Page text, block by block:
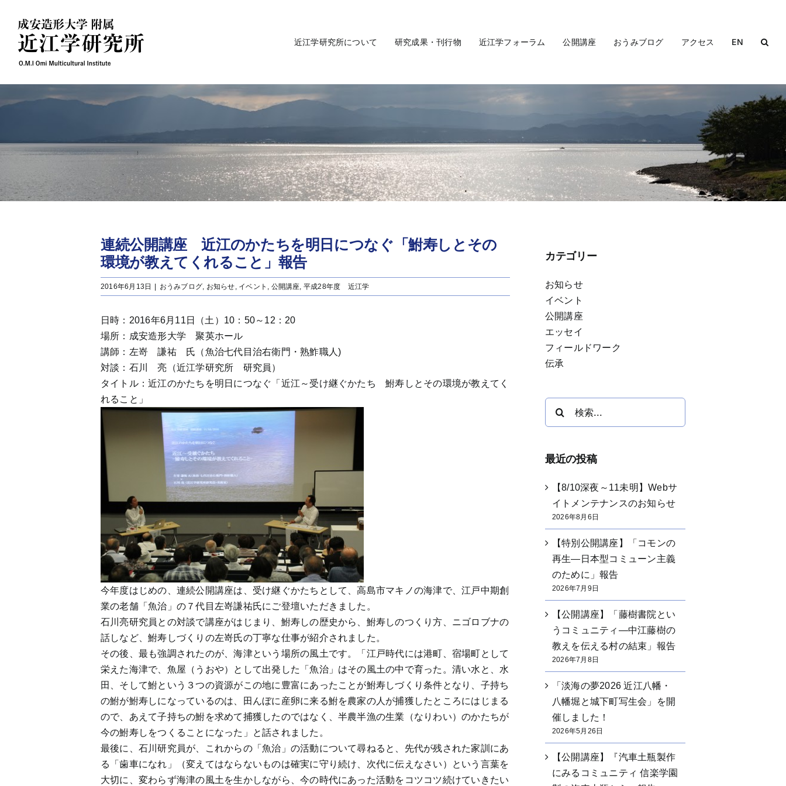
content
近江学研究所について 研究成果・刊行物 近江学フォーラム 公開講座 おうみブログ アクセス EN
連続公開講座 近江のかたちを明日につなぐ「鮒寿しとその
環境が教えてくれること」報告
2016年6月13日 おうみブログ, お知らせ, イベント , 公開講座, 平成28年度 近江学
日時：2016年6月11日（土）10：50～12：20
場所：成安造形大学 聚英ホール
講師：左嵜 謙祐 氏（魚治七代目治右衛門・熟鮓職人)
対談：石川 亮（近江学研究所 研究員）
タイトル：近江のかたちを明日につなぐ「近江～受け継ぐかたち 鮒寿しとその環境が教えてく
れること」
今年度はじめの、連続公開講座は、受け継ぐかたちとして、高島市マキノの海津で、江戸中期創
業の老舗「魚治」の７代目左嵜謙祐氏にご登壇いただきました。
石川亮研究員との対談で講座がはじまり、鮒寿しの歴史から、鮒寿しのつくり方、ニゴロブナの
話しなど、鮒寿しづくりの左嵜氏の丁寧な仕事が紹介されました。
その後、最も強調されたのが、海津という場所の風土です。「江戸時代には港町、宿場町として
栄えた海津で、魚屋（うおや）として出発した「魚治」はその風土の中で育った。清い水と、水
田、そして鮒という３つの資源がこの地に豊富にあったことが鮒寿しづくり条件となり、子持ち
の鮒が鮒寿しになっているのは、田んぼに産卵に来る鮒を農家の人が捕獲したところにはじまる
ので、あえて子持ちの鮒を求めて捕獲したのではなく、半農半漁の生業（なりわい）のかたちが
今の鮒寿しをつくることになった」と話されました。
最後に、石川研究員が、これからの「魚治」の活動について尋ねると、先代が残された家訓にあ
る「歯車になれ」（変えてはならないものは確実に守り続け、次代に伝えなさい）という言葉を
大切に、変わらず海津の風土を生かしながら、今の時代にあった活動をコツコツ続けていきたい
カテゴリー
お知らせ
イベント
公開講座
エッセイ
フィールドワーク
伝承
最近の投稿
【8/10深夜～11未明】Webサ
イトメンテナンスのお知らせ
2026年8月6日
【特別公開講座】「コモンの
再生―日本型コミューン主義
のために」報告
2026年7月9日
【公開講座】「藤樹書院とい
うコミュニティ―中江藤樹の
教えを伝える村の結束」報告
2026年7月8日
「淡海の夢2026 近江八幡・
八幡堀と城下町写生会」を開
催しました！
2026年5月26日
【公開講座】『汽車土瓶製作
にみるコミュニティ 信楽学園